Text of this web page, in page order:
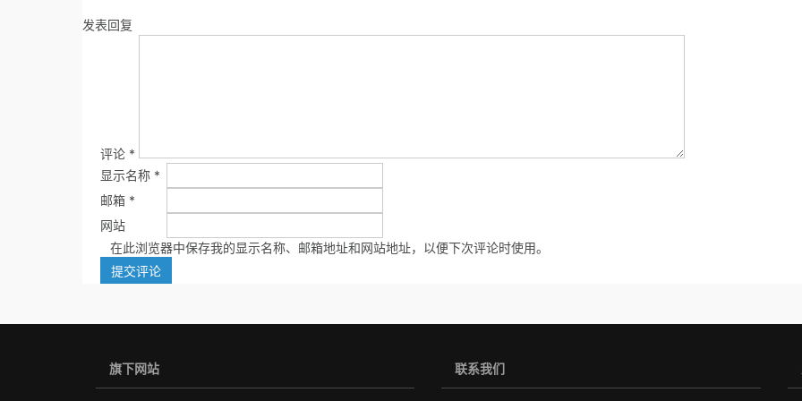
发表回复
评论 *
显示名称 *
邮箱 *
网站
在此浏览器中保存我的显示名称、邮箱地址和网站地址，以便下次评论时使用。
旗下网站 联系我们